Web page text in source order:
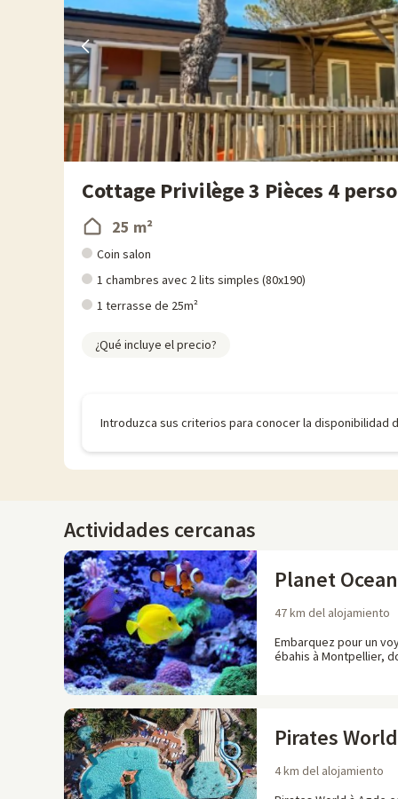
Cottage Privilège 3 Pièces 4
25 m²
Coin salon
1 chambres avec 2 lits simples (80x190)
1 terrasse de 25m²
¿Qué incluye el precio?
Introduzca sus criterios para conocer la disponibilidad
Actividades cercanas
Planet Ocean
47 km del alojamiento
Embarquez pour un
ébahis à Montpellier,
Pirates World
4 km del alojamiento